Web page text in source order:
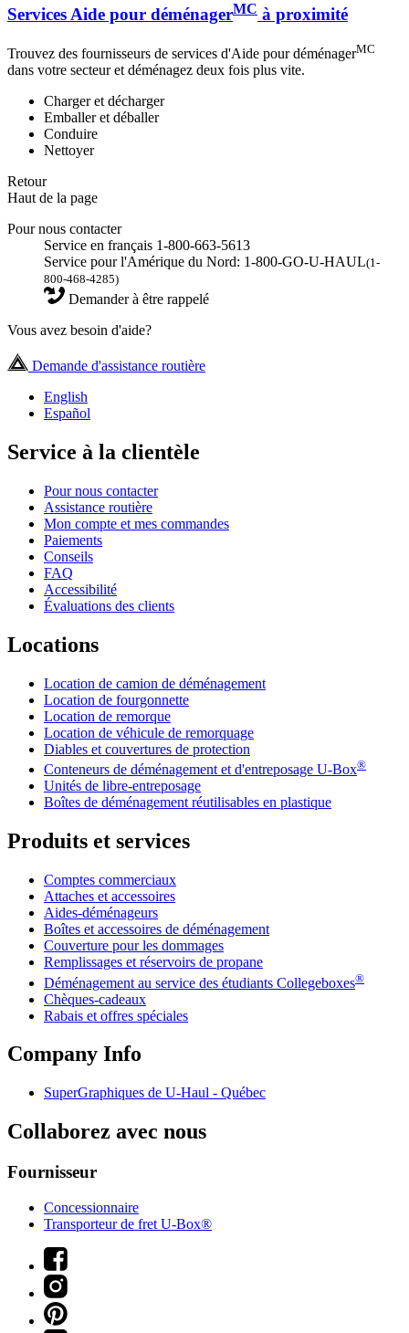
Services Aide pour déménagerMC à proximité
Trouvez des fournisseurs de services d'Aide pour déménagerMC
dans votre secteur et déménagez deux fois plus vite.
Charger et décharger
Emballer et déballer
Conduire
Nettoyer
Retour
Haut de la page
Pour nous contacter
Service en français 1-800-663-5613
Service pour l'Amérique du Nord: 1-800-GO-U-HAUL(1-
800-468-4285)
Demander à être rappelé
Vous avez besoin d'aide?
Demande d'assistance routière
English
Español
Service à la clientèle
Pour nous contacter
Assistance routière
Mon compte et mes commandes
Paiements
Conseils
FAQ
Accessibilité
Évaluations des clients
Locations
Location de camion de déménagement
Location de fourgonnette
Location de remorque
Location de véhicule de remorquage
Diables et couvertures de protection
Conteneurs de déménagement et d'entreposage U-Box®
Unités de libre-entreposage
Boîtes de déménagement réutilisables en plastique
Produits et services
Comptes commerciaux
Attaches et accessoires
Aides-déménageurs
Boîtes et accessoires de déménagement
Couverture pour les dommages
Remplissages et réservoirs de propane
Déménagement au service des étudiants Collegeboxes®
Chèques-cadeaux
Rabais et offres spéciales
Company Info
SuperGraphiques de U-Haul - Québec
Collaborez avec nous
Fournisseur
Concessionnaire
Transporteur de fret U-Box®